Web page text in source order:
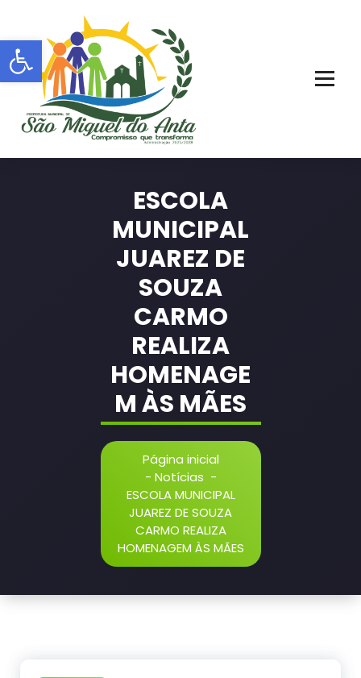
Barra de Ferramentas Aberta
o
conteúdo
ESCOLA
MUNICIPAL
JUAREZ DE
SOUZA
CARMO
REALIZA
HOMENAGE
M ÀS MÃES
Página inicial
- Notícias -
ESCOLA MUNICIPAL
JUAREZ DE SOUZA
CARMO REALIZA
HOMENAGEM ÀS MÃES